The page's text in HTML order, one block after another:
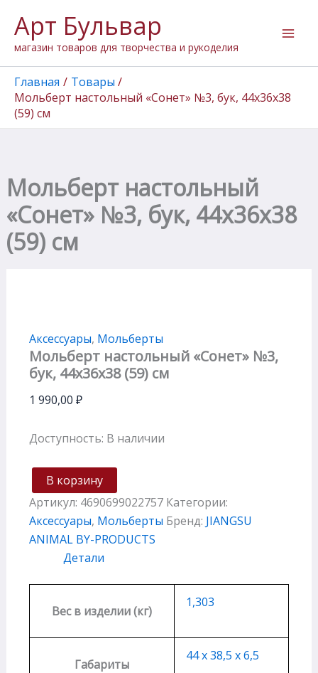
содержимому
Арт Бульвар
магазин товаров для творчества и рукоделия
Главная
Товары
Мольберт настольный «Сонет» №3, бук, 44х36х38
(59) см
Мольберт настольный
«Сонет» №3, бук, 44х36х38
(59) см
Аксессуары, Мольберты
Мольберт настольный «Сонет» №3,
бук, 44х36х38 (59) см
1 990,00 ₽
Доступность: В наличии
товара
Мольберт
настольный
"Сонет"
№3,
бук,
44х36х38
(59)
В корзину
Артикул: 4690699022757 Категории:
Аксессуары, Мольберты Бренд: JIANGSU
ANIMAL BY-PRODUCTS
Детали
Вес в изделии (кг)
1,303
Габариты
44 х 38,5 х 6,5